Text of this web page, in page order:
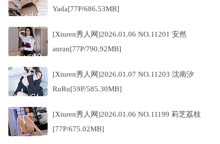
Yada[77P/686.53MB]
[Xiuren秀人网]2026.01.06 NO.11201 安然
anran[77P/790.92MB]
[Xiuren秀人网]2026.01.07 NO.11203 沈南汐
RuRu[59P/585.30MB]
[Xiuren秀人网]2026.01.06 NO.11199 莉芝荔枝
[77P/675.02MB]